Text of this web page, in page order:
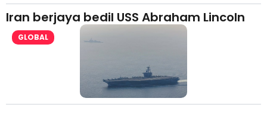
Iran berjaya bedil USS Abraham Lincoln
GLOBAL